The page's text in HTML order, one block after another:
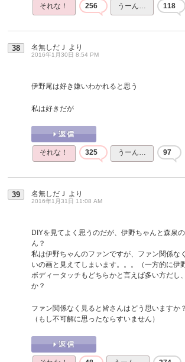
それな！ 256 うーん… 118
38 名無しだＪ より
2016年1月30日 8:54 PM
伊野尾は好き嫌いわかれると思う
私は好きだが
それな！ 325 うーん… 97
39 名無しだＪ より
2016年1月31日 11:08 AM
DIYを見てよく思うのだが、伊野ちゃんと森泉
ん？
私は伊野ちゃんのファンですが、ファン関係な
いの画と見えてしまいます。。。（一方的に伊
ボディータッチもどちらかと言えば多い方だし
か？
ファン関係なく見ると皆さんはどう思いますか？
（もし不可解に思ったならすいません）